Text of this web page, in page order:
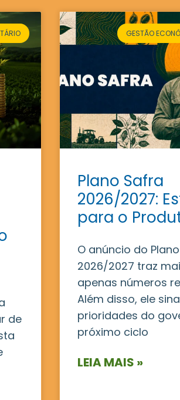
de
GESTÃO
Plano Safra
2026/2027:
para o
O anúncio do
2026/2027 traz
apenas números
Além disso, ele
prioridades do
próximo ciclo
LEIA MAIS »